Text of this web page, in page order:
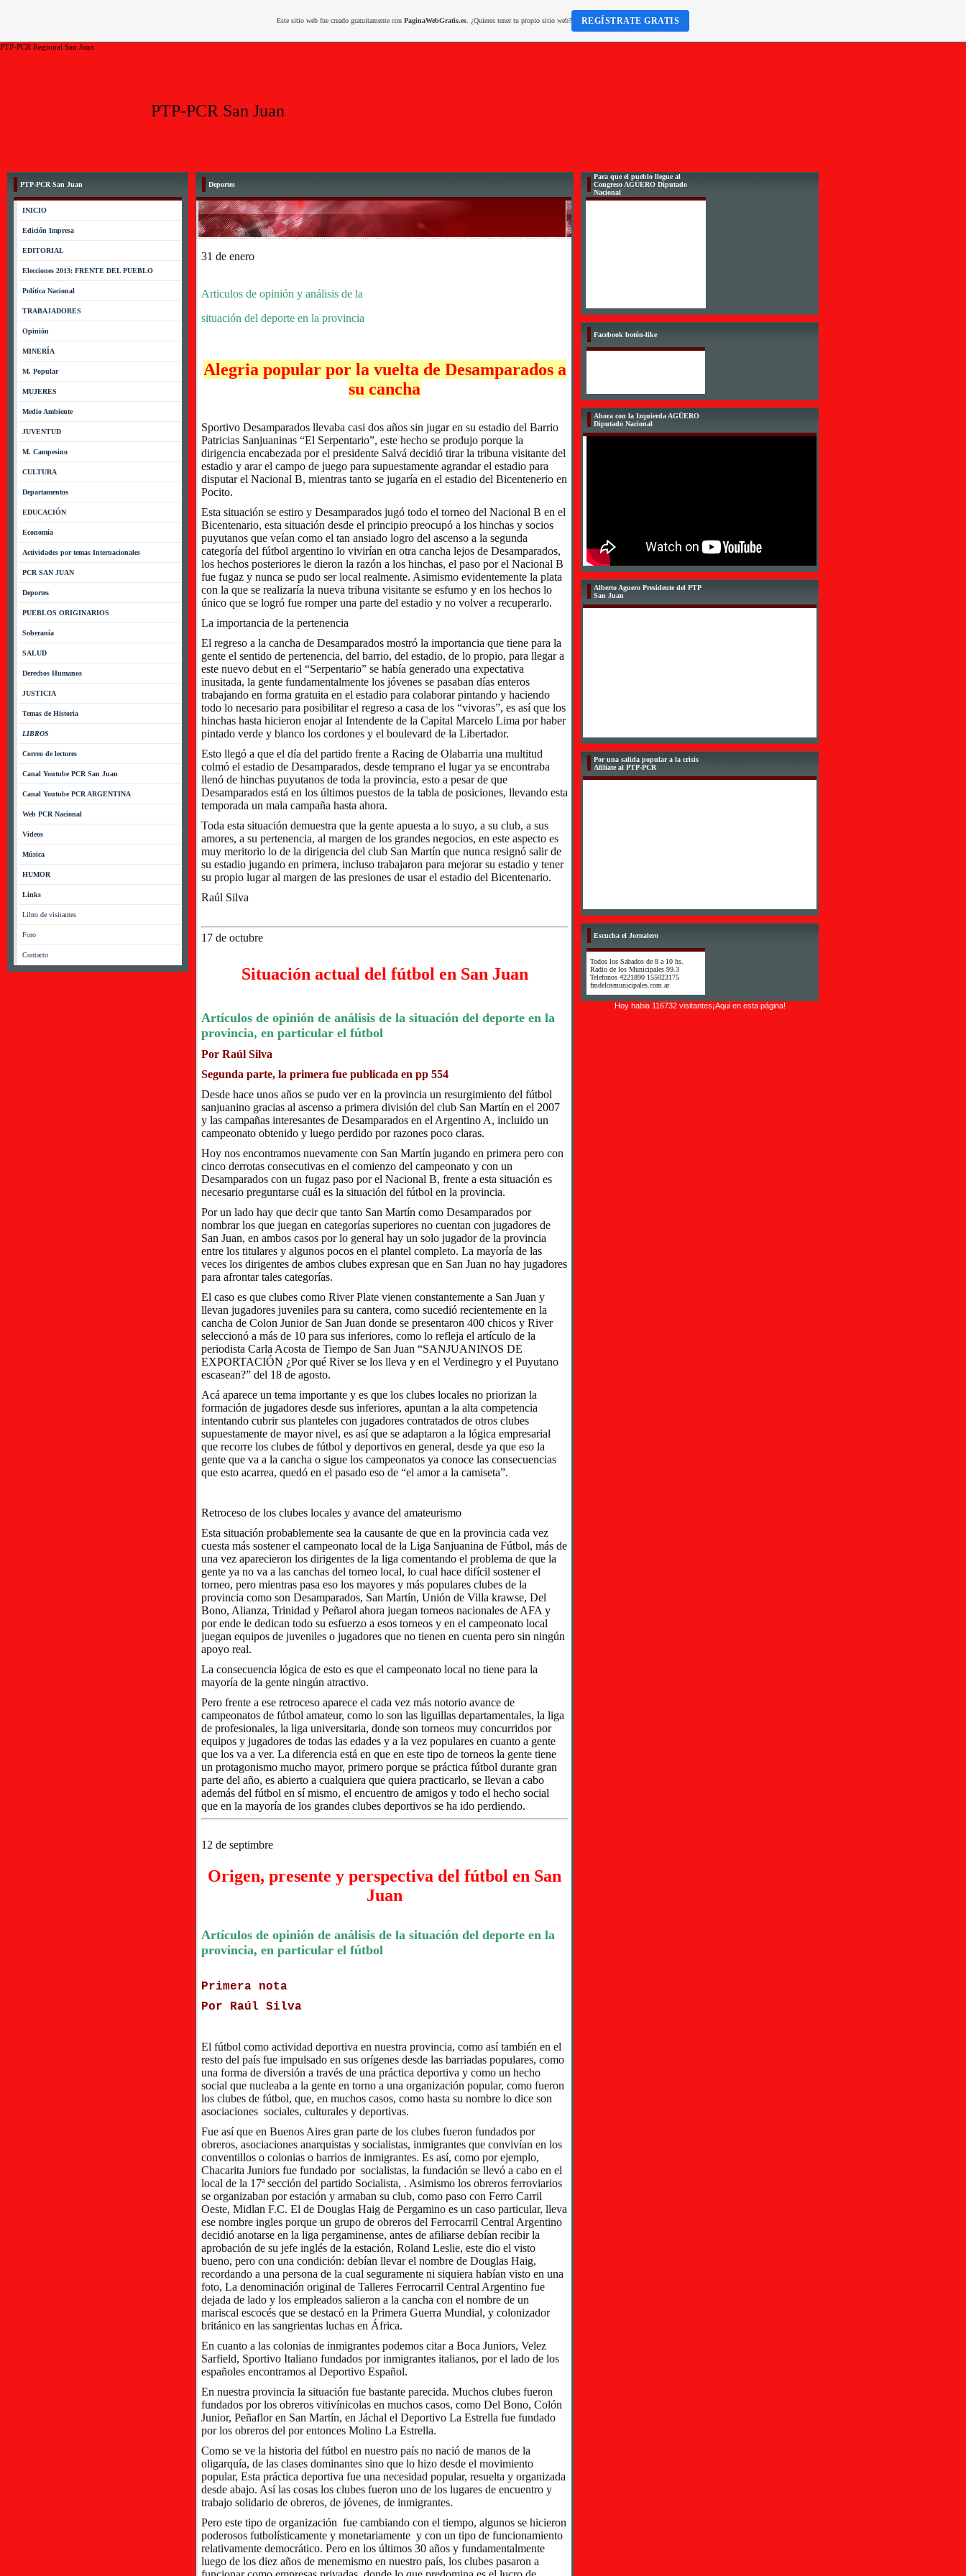
PTP-PCR Regional San Juan
PTP-PCR San Juan
PTP-PCR San Juan
INICIO
Edición Impresa
EDITORIAL
Elecciones 2013: FRENTE DEL PUEBLO
Política Nacional
TRABAJADORES
Opinión
MINERÍA
M. Popular
MUJERES
Medio Ambiente
JUVENTUD
M. Campesino
CULTURA
Departamentos
EDUCACIÓN
Economía
Actividades por temas Internacionales
PCR SAN JUAN
Deportes
PUEBLOS ORIGINARIOS
Soberanía
SALUD
Derechos Humanos
JUSTICIA
Temas de Historia
LIBROS
Correo de lectores
Canal Youtube PCR San Juan
Canal Youtube PCR ARGENTINA
Web PCR Nacional
Videos
Música
HUMOR
Links
Libro de visitantes
Foro
Contacto
Deportes
31 de enero
Articulos de opinión y análisis de la
situación del deporte en la provincia
Alegria popular por la vuelta de Desamparados a
su cancha
Sportivo Desamparados llevaba casi dos años sin jugar en su estadio del Barrio
Patricias Sanjuaninas “El Serpentario”, este hecho se produjo porque la
dirigencia encabezada por el presidente Salvá decidió tirar la tribuna visitante del
estadio y arar el campo de juego para supuestamente agrandar el estadio para
disputar el Nacional B, mientras tanto se jugaría en el estadio del Bicentenerio en
Pocito.
Esta situación se estiro y Desamparados jugó todo el torneo del Nacional B en el
Bicentenario, esta situación desde el principio preocupó a los hinchas y socios
puyutanos que veían como el tan ansiado logro del ascenso a la segunda
categoría del fútbol argentino lo vivirían en otra cancha lejos de Desamparados,
los hechos posteriores le dieron la razón a los hinchas, el paso por el Nacional B
fue fugaz y nunca se pudo ser local realmente. Asimismo evidentemente la plata
con la que se realizaría la nueva tribuna visitante se esfumo y en los hechos lo
único que se logró fue romper una parte del estadio y no volver a recuperarlo.
La importancia de la pertenencia
El regreso a la cancha de Desamparados mostró la importancia que tiene para la
gente el sentido de pertenencia, del barrio, del estadio, de lo propio, para llegar a
este nuevo debut en el “Serpentario” se había generado una expectativa
inusitada, la gente fundamentalmente los jóvenes se pasaban días enteros
trabajando en forma gratuita en el estadio para colaborar pintando y haciendo
todo lo necesario para posibilitar el regreso a casa de los “vivoras”, es así que los
hinchas hasta hicieron enojar al Intendente de la Capital Marcelo Lima por haber
pintado verde y blanco los cordones y el boulevard de la Libertador.
Esto llegó a que el día del partido frente a Racing de Olabarria una multitud
colmó el estadio de Desamparados, desde temprano el lugar ya se encontraba
llenó de hinchas puyutanos de toda la provincia, esto a pesar de que
Desamparados está en los últimos puestos de la tabla de posiciones, llevando esta
temporada un mala campaña hasta ahora.
Toda esta situación demuestra que la gente apuesta a lo suyo, a su club, a sus
amores, a su pertenencia, al margen de los grandes negocios, en este aspecto es
muy meritorio lo de la dirigencia del club San Martín que nunca resignó salir de
su estadio jugando en primera, incluso trabajaron para mejorar su estadio y tener
su propio lugar al margen de las presiones de usar el estadio del Bicentenario.
Raúl Silva
17 de octubre
Situación actual del fútbol en San Juan
Artículos de opinión de análisis de la situación del deporte en la
provincia, en particular el fútbol
Por Raúl Silva
Segunda parte, la primera fue publicada en pp 554
Desde hace unos años se pudo ver en la provincia un resurgimiento del fútbol
sanjuanino gracias al ascenso a primera división del club San Martín en el 2007
y las campañas interesantes de Desamparados en el Argentino A, incluido un
campeonato obtenido y luego perdido por razones poco claras.
Hoy nos encontramos nuevamente con San Martín jugando en primera pero con
cinco derrotas consecutivas en el comienzo del campeonato y con un
Desamparados con un fugaz paso por el Nacional B, frente a esta situación es
necesario preguntarse cuál es la situación del fútbol en la provincia.
Por un lado hay que decir que tanto San Martín como Desamparados por
nombrar los que juegan en categorías superiores no cuentan con jugadores de
San Juan, en ambos casos por lo general hay un solo jugador de la provincia
entre los titulares y algunos pocos en el plantel completo. La mayoría de las
veces los dirigentes de ambos clubes expresan que en San Juan no hay jugadores
para afrontar tales categorías.
El caso es que clubes como River Plate vienen constantemente a San Juan y
llevan jugadores juveniles para su cantera, como sucedió recientemente en la
cancha de Colon Junior de San Juan donde se presentaron 400 chicos y River
seleccionó a más de 10 para sus inferiores, como lo refleja el artículo de la
periodista Carla Acosta de Tiempo de San Juan “SANJUANINOS DE
EXPORTACIÓN ¿Por qué River se los lleva y en el Verdinegro y el Puyutano
escasean?” del 18 de agosto.
Acá aparece un tema importante y es que los clubes locales no priorizan la
formación de jugadores desde sus inferiores, apuntan a la alta competencia
intentando cubrir sus planteles con jugadores contratados de otros clubes
supuestamente de mayor nivel, es así que se adaptaron a la lógica empresarial
que recorre los clubes de fútbol y deportivos en general, desde ya que eso la
gente que va a la cancha o sigue los campeonatos ya conoce las consecuencias
que esto acarrea, quedó en el pasado eso de “el amor a la camiseta”.
Retroceso de los clubes locales y avance del amateurismo
Esta situación probablemente sea la causante de que en la provincia cada vez
cuesta más sostener el campeonato local de la Liga Sanjuanina de Fútbol, más de
una vez aparecieron los dirigentes de la liga comentando el problema de que la
gente ya no va a las canchas del torneo local, lo cual hace difícil sostener el
torneo, pero mientras pasa eso los mayores y más populares clubes de la
provincia como son Desamparados, San Martín, Unión de Villa krawse, Del
Bono, Alianza, Trinidad y Peñarol ahora juegan torneos nacionales de AFA y
por ende le dedican todo su esfuerzo a esos torneos y en el campeonato local
juegan equipos de juveniles o jugadores que no tienen en cuenta pero sin ningún
apoyo real.
La consecuencia lógica de esto es que el campeonato local no tiene para la
mayoría de la gente ningún atractivo.
Pero frente a ese retroceso aparece el cada vez más notorio avance de
campeonatos de fútbol amateur, como lo son las liguillas departamentales, la liga
de profesionales, la liga universitaria, donde son torneos muy concurridos por
equipos y jugadores de todas las edades y a la vez populares en cuanto a gente
que los va a ver. La diferencia está en que en este tipo de torneos la gente tiene
un protagonismo mucho mayor, primero porque se práctica fútbol durante gran
parte del año, es abierto a cualquiera que quiera practicarlo, se llevan a cabo
además del fútbol en sí mismo, el encuentro de amigos y todo el hecho social
que en la mayoría de los grandes clubes deportivos se ha ido perdiendo.
12 de septimbre
Origen, presente y perspectiva del fútbol en San
Juan
Artículos de opinión de análisis de la situación del deporte en la
provincia, en particular el fútbol
Primera nota
Por Raúl Silva
El fútbol como actividad deportiva en nuestra provincia, como así también en el
resto del país fue impulsado en sus orígenes desde las barriadas populares, como
una forma de diversión a través de una práctica deportiva y como un hecho
social que nucleaba a la gente en torno a una organización popular, como fueron
los clubes de fútbol, que, en muchos casos, como hasta su nombre lo dice son
asociaciones sociales, culturales y deportivas.
Fue así que en Buenos Aires gran parte de los clubes fueron fundados por
obreros, asociaciones anarquistas y socialistas, inmigrantes que convivían en los
conventillos o colonias o barrios de inmigrantes. Es así, como por ejemplo,
Chacarita Juniors fue fundado por socialistas, la fundación se llevó a cabo en el
local de la 17ª sección del partido Socialista, . Asimismo los obreros ferroviarios
se organizaban por estación y armaban su club, como paso con Ferro Carril
Oeste, Midlan F.C. El de Douglas Haig de Pergamino es un caso particular, lleva
ese nombre ingles porque un grupo de obreros del Ferrocarril Central Argentino
decidió anotarse en la liga pergaminense, antes de afiliarse debían recibir la
aprobación de su jefe inglés de la estación, Roland Leslie, este dio el visto
bueno, pero con una condición: debían llevar el nombre de Douglas Haig,
recordando a una persona de la cual seguramente ni siquiera habían visto en una
foto, La denominación original de Talleres Ferrocarril Central Argentino fue
dejada de lado y los empleados salieron a la cancha con el nombre de un
mariscal escocés que se destacó en la Primera Guerra Mundial, y colonizador
británico en las sangrientas luchas en África.
En cuanto a las colonias de inmigrantes podemos citar a Boca Juniors, Velez
Sarfield, Sportivo Italiano fundados por inmigrantes italianos, por el lado de los
españoles encontramos al Deportivo Español.
En nuestra provincia la situación fue bastante parecida. Muchos clubes fueron
fundados por los obreros vitivínicolas en muchos casos, como Del Bono, Colón
Junior, Peñaflor en San Martín, en Jáchal el Deportivo La Estrella fue fundado
por los obreros del por entonces Molino La Estrella.
Como se ve la historia del fútbol en nuestro país no nació de manos de la
oligarquía, de las clases dominantes sino que lo hizo desde el movimiento
popular, Esta práctica deportiva fue una necesidad popular, resuelta y organizada
desde abajo. Así las cosas los clubes fueron uno de los lugares de encuentro y
trabajo solidario de obreros, de jóvenes, de inmigrantes.
Pero este tipo de organización fue cambiando con el tiempo, algunos se hicieron
poderosos futbolísticamente y monetariamente y con un tipo de funcionamiento
relativamente democrático. Pero en los últimos 30 años y fundamentalmente
luego de los diez años de menemismo en nuestro país, los clubes pasaron a
Para que el pueblo llegue al
Congreso AGÜERO Diputado
Nacional
Facebook botón-like
Ahora con la Izquierda AGÜERO
Diputado Nacional
Alberto Aguero Presidente del PTP
San Juan
Por una salida popular a la crisis
Afiliate al PTP-PCR
Escucha el Jornalero
Todos los Sabados de 8 a 10 hs.
Radio de los Municipales 99.3
Telefonos 4221890 155023175
fmdelosmunicipales.com.ar
Hoy habia 116732 visitantes¡Aqui en esta página!
Este sitio web fue creado gratuitamente con PaginaWebGratis.es. ¿Quieres tener tu propio sitio web? REGÍSTRATE GRATIS